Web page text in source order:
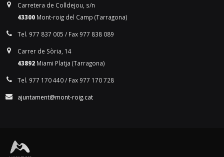
Carretera de Colldejou, s/n
43300 Mont-roig del Camp (Tarragona)
Tel. 977 837 005 / Fax 977 838 089
Carrer de Sòria, 14
43892 Miami Platja (Tarragona)
Tel. 977 170 440 / Fax 977 170 728
ajuntament@mont-roig.cat